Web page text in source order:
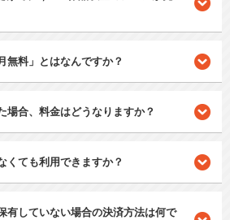
無料」とはなんですか？
場合、料金はどうなりますか？
くても利用できますか？
有していない場合の決済方法は何で